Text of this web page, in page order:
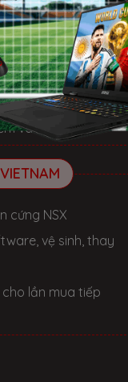
hộp NSX
cứng NSX
và vệ sinh
cứng NSX
vệ sinh, thay
cho lần mua tiếp